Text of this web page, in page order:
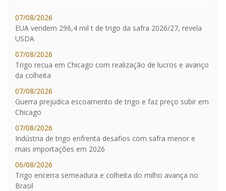
07/08/2026
EUA vendem 296,4 mil t de trigo da safra 2026/27, revela
USDA
07/08/2026
Trigo recua em Chicago com realização de lucros e avanço
da colheita
07/08/2026
Guerra prejudica escoamento de trigo e faz preço subir em
Chicago
07/08/2026
Indústria de trigo enfrenta desafios com safra menor e
mais importações em 2026
06/08/2026
Trigo encerra semeadura e colheita do milho avança no
Brasil